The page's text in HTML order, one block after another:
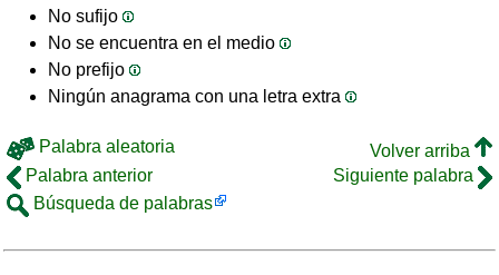
No sufijo
No se encuentra en el medio
No prefijo
Ningún anagrama con una letra extra
Palabra aleatoria
Volver arriba
Palabra anterior
Siguiente palabra
Búsqueda de palabras